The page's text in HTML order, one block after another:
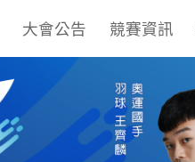
大會公告 競賽資訊